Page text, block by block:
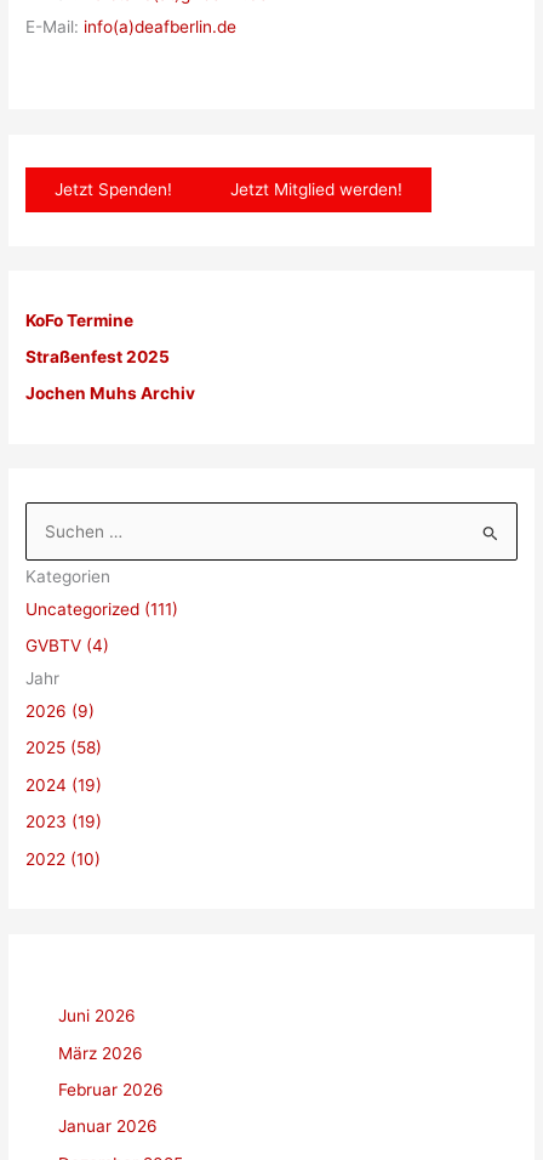
E-Mail: info(a)deafberlin.de
Jetzt Spenden! Jetzt Mitglied werden!
KoFo Termine
Straßenfest 2025
Jochen Muhs Archiv
c
h
e
n
n
a
c
h
Kategorien
Uncategorized (111)
GVBTV (4)
Jahr
2026 (9)
2025 (58)
2024 (19)
2023 (19)
2022 (10)
Juni 2026
März 2026
Februar 2026
Januar 2026